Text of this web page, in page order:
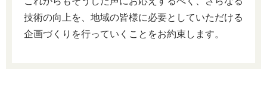
技術の向上を、地域の皆様に必要としていただける
企画づくりを行っていくことをお約束します。